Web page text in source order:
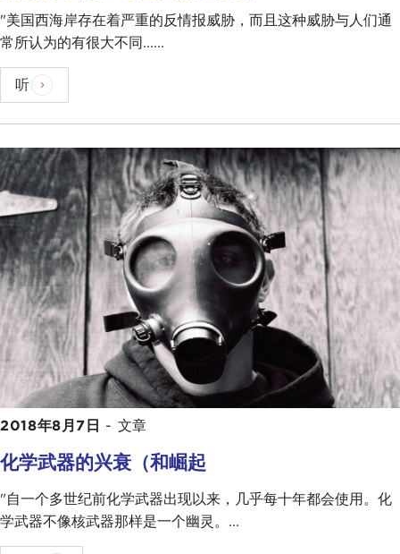
"美国西海岸存在着严重的反情报威胁，而且这种威胁与人们通
常所认为的有很大不同......
听
2018年8月7日 - 文章
化学武器的兴衰（和崛起
"自一个多世纪前化学武器出现以来，几乎每十年都会使用。化
学武器不像核武器那样是一个幽灵。...